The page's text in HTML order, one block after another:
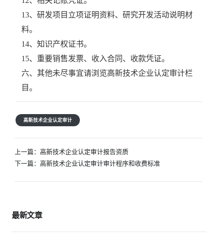
13、研发项目立项证明资料、研究开发活动说明材
料。
14、知识产权证书。
15、重要销售发票、收入合同、收款凭证。
六、其他未尽事宜请浏览高新技术企业认定审计栏
目。
高新技术企业认定审计
文
章
导
上一篇： 高新技术企业认定审计报告资质
下一篇： 高新技术企业认定审计审计程序和收费标准
最新文章